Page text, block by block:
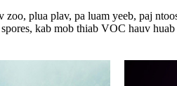
plua plav, pa luam yeeb, paj
kab mob thiab VOC hauv